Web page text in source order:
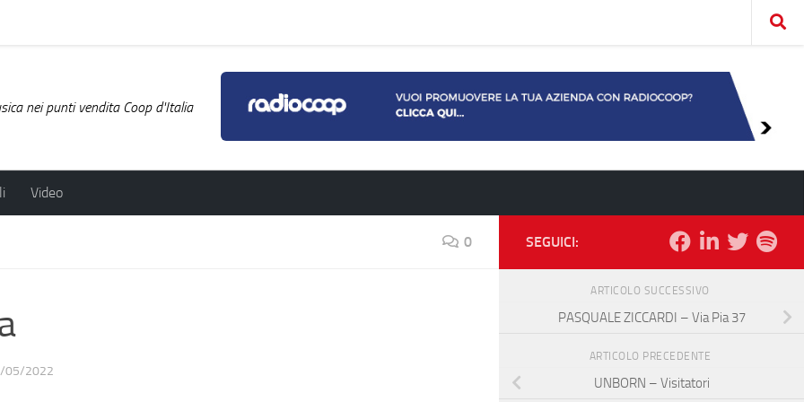
nei punti vendita Coop d'Italia
Video
0
05/2022
SEGUICI:
ARTICOLO SUCCESSIVO
PASQUALE ZICCARDI – Via Pia 37
ARTICOLO PRECEDENTE
UNBORN – Visitatori